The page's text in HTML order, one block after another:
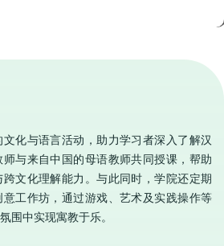
化与语言活动，助力学习者深入了解汉
与来自中国的母语教师共同授课，帮助
文化理解能力。与此同时，学院还定期
工作坊，通过游戏、艺术及实践操作等
围中实现寓教于乐。